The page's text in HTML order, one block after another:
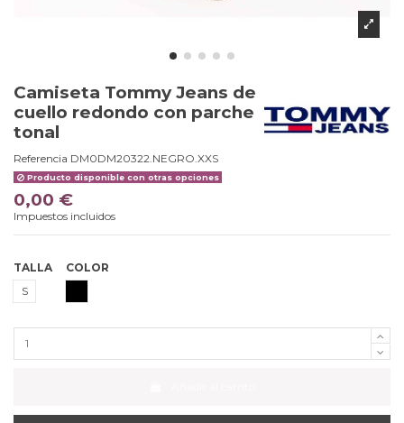
Camiseta Tommy Jeans de
cuello redondo con parche
tonal
Referencia DM0DM20322.NEGRO.XXS
Producto disponible con otras opciones
0,00 €
Impuestos incluidos
TALLA
S
COLOR